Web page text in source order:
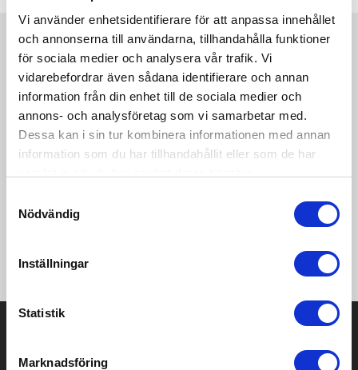
Vi använder enhetsidentifierare för att anpassa innehållet
och annonserna till användarna, tillhandahålla funktioner
för sociala medier och analysera vår trafik. Vi
vidarebefordrar även sådana identifierare och annan
information från din enhet till de sociala medier och
annons- och analysföretag som vi samarbetar med.
Dessa kan i sin tur kombinera informationen med annan
information som du har tillhandahållit eller som de har
Nödvändig
Inställningar
Statistik
Marknadsföring
ProduktinformationSpecifikationerPristabellRecensioner
Urban Water Resistant Bike-ryggsäcken är det perfekta
resesällskapet som garanterar säkerhet och bekvämlighet.
Genom att rulla ihop huvudfacket och säkra det med det
förstärkta kombinationslåset, erbjuder ryggsäcken fullständig
stängning, som också kan användas för att låsa väskan runt
ett fast föremål. På insidan finns det fack för 16 tums laptop
högkvalitativt, vattenavvisande och slitstarkt PU-material,
medan fodret är tillverkat med AWARE™, vilket garanterar
recycled content.
Kontakta oss här för att få förslag på produkt och pris över